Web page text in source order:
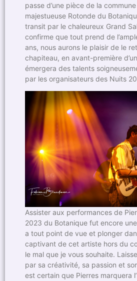
passe d’une pièce de la
majestueuse Rotonde du
transit par le chaleureux Grand
confirme que tout prend de
ans, nous aurons le plaisir de le
chapiteau, en avant-première
émergera des talents
par les organisateurs des Nuits
Assister aux performances de
2023 du Botanique fut encore
a tout point de vue et plonger
captivant de cet artiste hors du
le mal que je vous souhaite.
par sa créativité, sa passion et
est certain que Pierres marquera